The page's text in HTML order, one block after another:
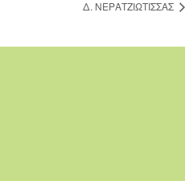
Δ. ΝΕΡΑΤΖΙΩΤΙΣΣΑΣ